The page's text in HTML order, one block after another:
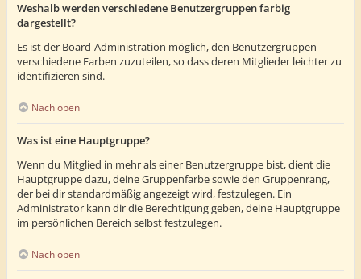
Weshalb werden verschiedene Benutzergruppen farbig
dargestellt?
Es ist der Board-Administration möglich, den Benutzergruppen
verschiedene Farben zuzuteilen, so dass deren Mitglieder leichter zu
identifizieren sind.
Nach oben
Was ist eine Hauptgruppe?
Wenn du Mitglied in mehr als einer Benutzergruppe bist, dient die
Hauptgruppe dazu, deine Gruppenfarbe sowie den Gruppenrang,
der bei dir standardmäßig angezeigt wird, festzulegen. Ein
Administrator kann dir die Berechtigung geben, deine Hauptgruppe
im persönlichen Bereich selbst festzulegen.
Nach oben